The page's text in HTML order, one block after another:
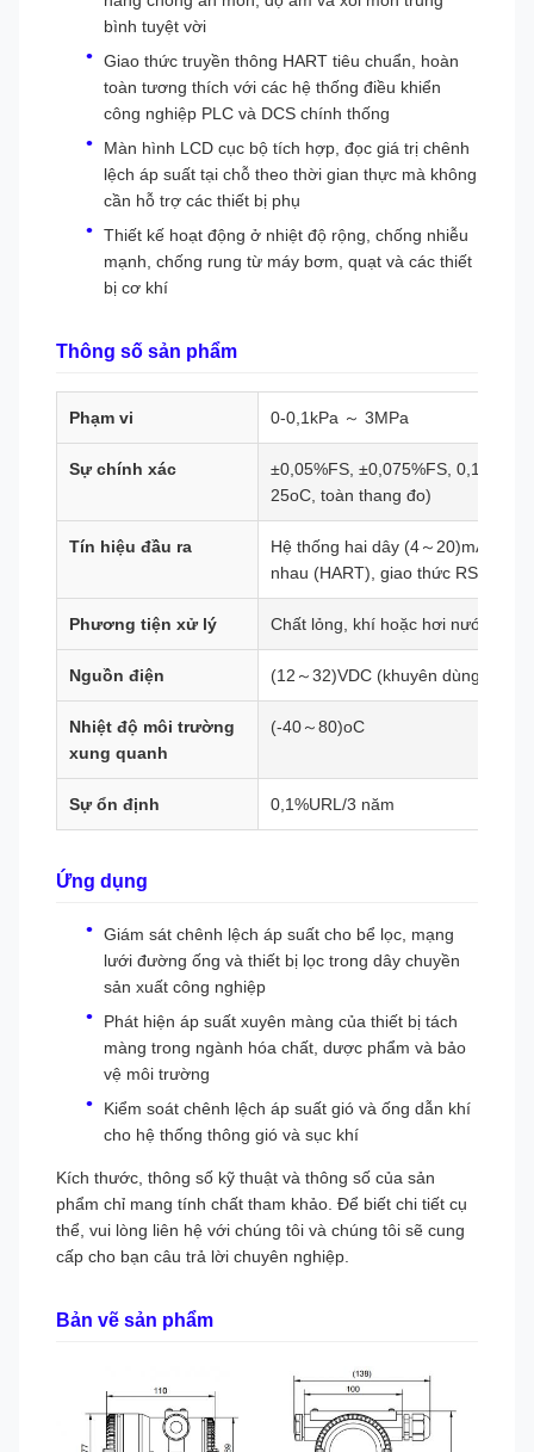
bình tuyệt vời
Giao thức truyền thông HART tiêu chuẩn, hoàn
toàn tương thích với các hệ thống điều khiển
công nghiệp PLC và DCS chính thống
Màn hình LCD cục bộ tích hợp, đọc giá trị chênh
lệch áp suất tại chỗ theo thời gian thực mà không
cần hỗ trợ các thiết bị phụ
Thiết kế hoạt động ở nhiệt độ rộng, chống nhiễu
mạnh, chống rung từ máy bơm, quạt và các thiết
bị cơ khí
Thông số sản phẩm
Phạm vi 0-0,1kPa ～ 3MPa
Sự chính xác
±0,05%FS, ±0,075%FS, 0,1%FS,
25oC, toàn thang đo)
Tín hiệu đầu ra
Hệ thống hai dây (4～20)mA với
nhau (HART), giao thức RS485
Phương tiện xử lý Chất lỏng, khí hoặc hơi nước
Nguồn điện (12～32)VDC (khuyên dùng
Nhiệt độ môi trường
xung quanh
(-40～80)oC
Sự ổn định 0,1%URL/3 năm
Ứng dụng
Giám sát chênh lệch áp suất cho bể lọc, mạng
lưới đường ống và thiết bị lọc trong dây chuyền
sản xuất công nghiệp
Phát hiện áp suất xuyên màng của thiết bị tách
màng trong ngành hóa chất, dược phẩm và bảo
vệ môi trường
Kiểm soát chênh lệch áp suất gió và ống dẫn khí
cho hệ thống thông gió và sục khí
Kích thước, thông số kỹ thuật và thông số của sản
phẩm chỉ mang tính chất tham khảo. Để biết chi tiết cụ
thể, vui lòng liên hệ với chúng tôi và chúng tôi sẽ cung
cấp cho bạn câu trả lời chuyên nghiệp.
Bản vẽ sản phẩm